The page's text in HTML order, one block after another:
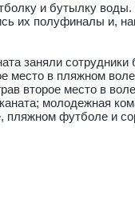
и бутылку
их полуфиналы и,
заняли сотрудники
место в пляжном
второе место в
молодежная
пляжном футболе и